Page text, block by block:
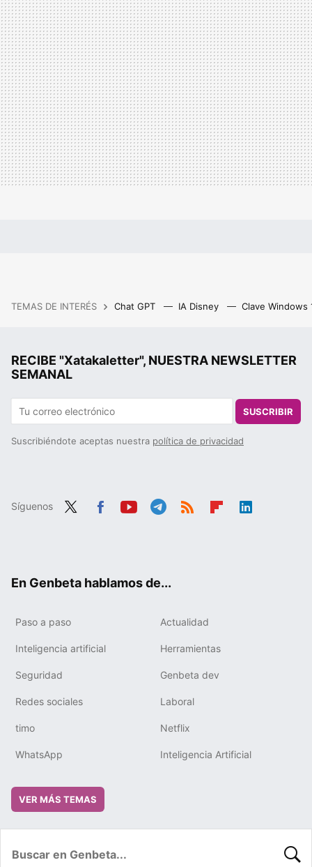
TEMAS DE INTERÉS Chat GPT IA Disney Clave Windows
RECIBE "Xatakaletter", NUESTRA NEWSLETTER
SEMANAL
SUSCRIBIR
Suscribiéndote aceptas nuestra política de privacidad
Síguenos
En Genbeta hablamos de...
Paso a paso Actualidad
Inteligencia artificial Herramientas
Seguridad Genbeta dev
Redes sociales Laboral
timo Netflix
WhatsApp Inteligencia Artificial
VER MÁS TEMAS